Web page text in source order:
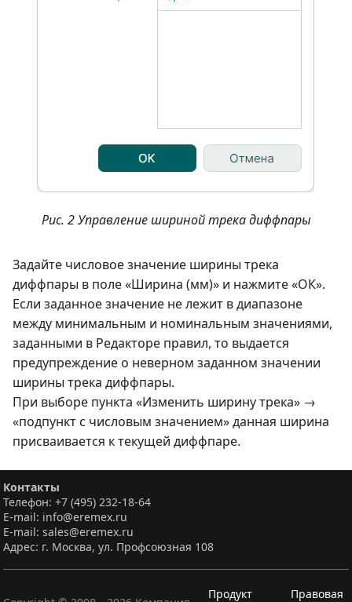
Рис. 2 Управление шириной трека диффпары
Задайте числовое значение ширины трека
диффпары в поле «Ширина (мм)» и нажмите «ОК».
Если заданное значение не лежит в диапазоне
между минимальным и номинальным значениями,
заданными в Редакторе правил, то выдается
предупреждение о неверном заданном значении
ширины трека диффпары.
При выборе пункта «Изменить ширину трека» →
«подпункт с числовым значением» данная ширина
присваивается к текущей диффпаре.
Контакты
Телефон: +7 (495) 232-18-64
E-mail: info@eremex.ru
E-mail: sales@eremex.ru
Адрес: г. Москва, ул. Профсоюзная 108
Продукт Правовая